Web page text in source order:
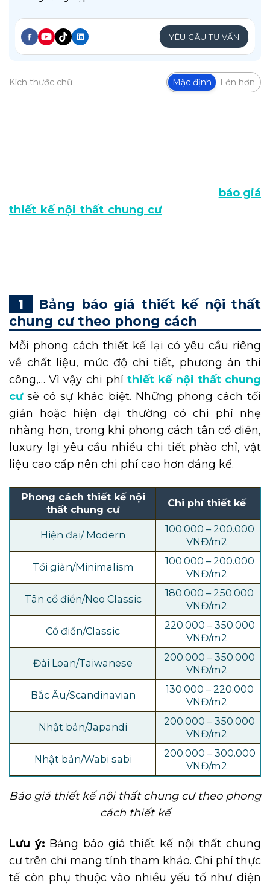
YÊU CẦU TƯ VẤN
Kích thước chữ Mặc định Lớn hơn
báo giá
thiết kế nội thất chung cưchi tiết, mới nhất
Bảng báo giá thiết kế nội thất
chung cư theo phong cách
Mỗi phong cách thiết kế lại có yêu cầu riêng
về chất liệu, mức độ chi tiết, phương án thi
công,… Vì vậy chi phíthiết kế nội thất chung
cưsẽ có sự khác biệt. Những phong cách tối
giản hoặc hiện đại thường có chi phí nhẹ
nhàng hơn, trong khi phong cách tân cổ điển,
luxury lại yêu cầu nhiều chi tiết phào chỉ, vật
liệu cao cấp nên chi phí cao hơn đáng kể.
Phong cách thiết kế nội
thất chung cư
Chi phí thiết kế
Hiện đại/ Modern
100.000 – 200.000
VNĐ/m2
Tối giản/Minimalism
100.000 – 200.000
VNĐ/m2
Tân cổ điển/Neo Classic
180.000 – 250.000
VNĐ/m2
Cổ điển/Classic
220.000 – 350.000
VNĐ/m2
Đài Loan/Taiwanese
200.000 – 350.000
VNĐ/m2
Bắc Âu/Scandinavian
130.000 – 220.000
VNĐ/m2
Nhật bản/Japandi
200.000 – 350.000
VNĐ/m2
Nhật bản/Wabi sabi
200.000 – 300.000
VNĐ/m2
Báo giá thiết kế nội thất chung cư theo phong
cách thiết kế
Lưu ý: Bảng báo giá thiết kế nội thất chung
cư trên chỉ mang tính tham khảo. Chi phí thực
tế còn phụ thuộc vào nhiều yếu tố như diện